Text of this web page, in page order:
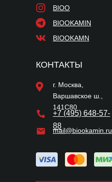
КОНТАКТЫ
+7 (495) 648-57-
88
г. Москва,
Варшавское ш.,
141С80
mail@biookamin.ru
BIOO
BIOOKAMIN
BIOOKAMN